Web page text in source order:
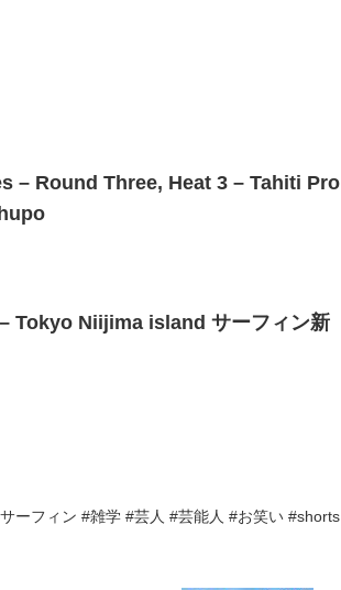
– Round Three, Heat 3 – Tahiti Pro
Tokyo Niijima island サーフィン新
ーフィン #雑学 #芸人 #芸能人 #お笑い #shorts